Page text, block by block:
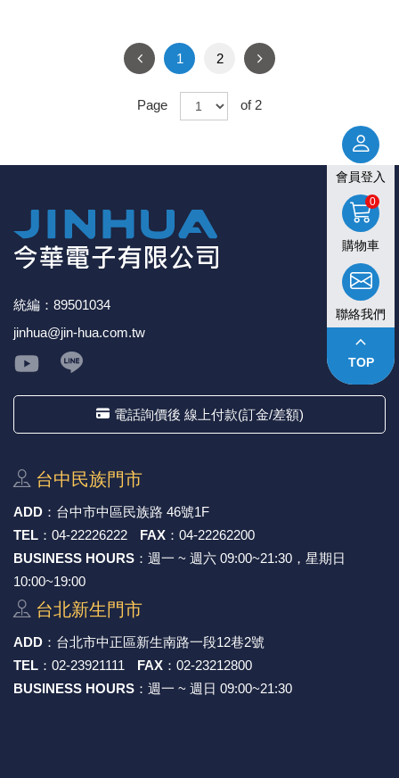
1 2
Page of 2
會員登入
購物車
0
聯絡我們
keyboard_arrow_up
TOP
統編：89501034
jinhua@jin-hua.com.tw
電話詢價後 線上付款(訂金/差額)
台中⺠族⾨市
ADD ： 台中市中區⺠族路 46號1F
TEL ： 04-22226222 FAX ： 04-22262200
BUSINESS HOURS ：週一 ~ 週六 09:00~21:30，星期日
10:00~19:00
台北新⽣⾨市
ADD ： 台北市中正區新⽣南路⼀段12巷2號
TEL ： 02-23921111 FAX ： 02-23212800
BUSINESS HOURS ：週一 ~ 週日 09:00~21:30